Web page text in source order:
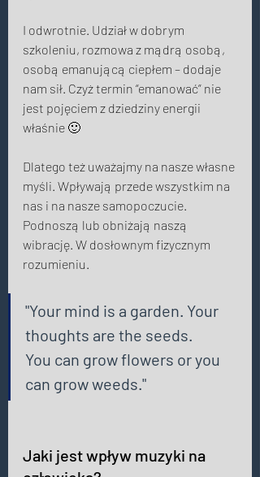
I odwrotnie. Udział w dobrym
szkoleniu, rozmowa z mądrą osobą,
osobą emanującą ciepłem – dodaje
nam sił. Czyż termin “emanować” nie
jest pojęciem z dziedziny energii
właśnie 🙂
Dlatego też uważajmy na nasze własne
myśli. Wpływają przede wszystkim na
nas i na nasze samopoczucie.
Podnoszą lub obniżają naszą
wibrację. W dosłownym fizycznym
rozumieniu.
"Your mind is a garden. Your
thoughts are the seeds.
You can grow flowers or you
can grow weeds."
Jaki jest wpływ muzyki na